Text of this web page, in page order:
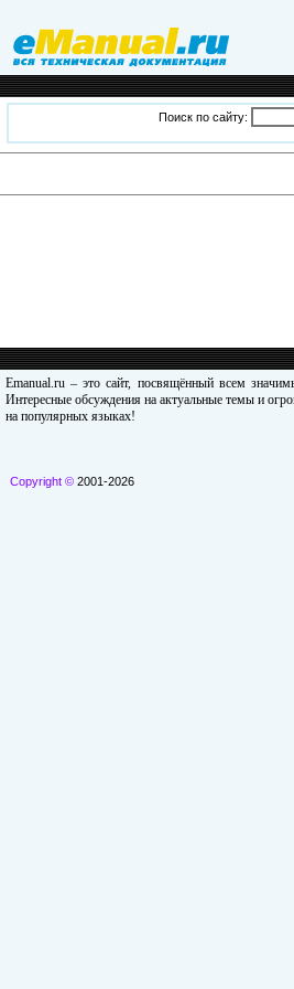
Поиск по сайту:
Emanual.ru – это сайт, посвящённый всем
Интересные обсуждения на актуальные темы и
на популярных языках!
Copyright © 2001-2026